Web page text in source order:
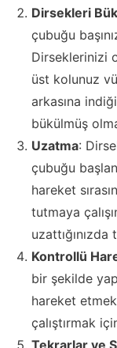
Dirsekleri
çubuğu
Dirseklerinizi
üst kolunuz
arkasına
bükülmüş
Uzatma:
çubuğu
hareket
tutmaya
uzattığınızda
Kontrollü
bir şekilde
hareket
çalıştırmak